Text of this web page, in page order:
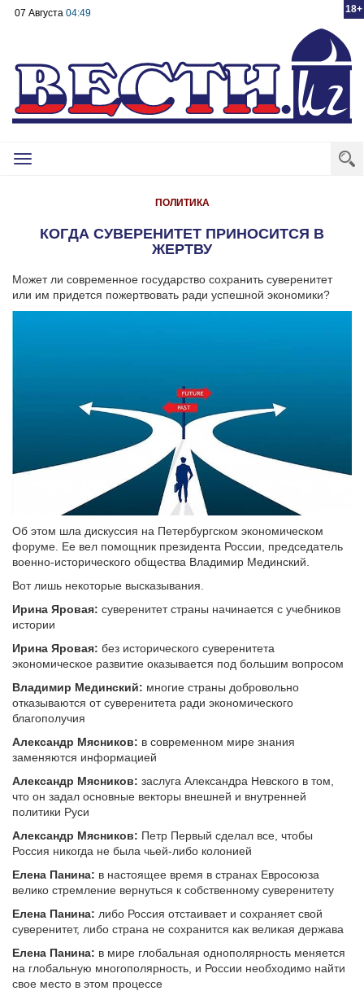
18+
07 Августа 04:49
Toggle
ПОЛИТИКА
КОГДА СУВЕРЕНИТЕТ ПРИНОСИТСЯ В
ЖЕРТВУ
Может ли современное государство сохранить суверенитет
или им придется пожертвовать ради успешной экономики?
Об этом шла дискуссия на Петербургском экономическом
форуме. Ее вел помощник президента России, председатель
военно-исторического общества Владимир Мединский.
Вот лишь некоторые высказывания.
Ирина Яровая: суверенитет страны начинается с учебников
истории
Ирина Яровая: без исторического суверенитета
экономическое развитие оказывается под большим вопросом
Владимир Мединский: многие страны добровольно
отказываются от суверенитета ради экономического
благополучия
Александр Мясников: в современном мире знания
заменяются информацией
Александр Мясников: заслуга Александра Невского в том,
что он задал основные векторы внешней и внутренней
политики Руси
Александр Мясников: Петр Первый сделал все, чтобы
Россия никогда не была чьей-либо колонией
Елена Панина: в настоящее время в странах Евросоюза
велико стремление вернуться к собственному суверенитету
Елена Панина: либо Россия отстаивает и сохраняет свой
суверенитет, либо страна не сохранится как великая держава
Елена Панина: в мире глобальная однополярность меняется
на глобальную многополярность, и России необходимо найти
свое место в этом процессе